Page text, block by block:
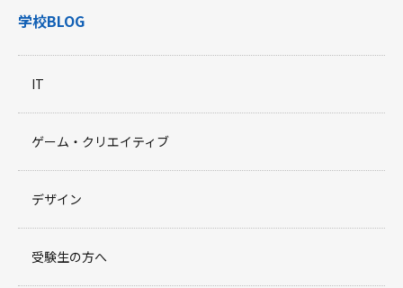
学校BLOG
IT
ゲーム・クリエイティブ
デザイン
受験生の方へ